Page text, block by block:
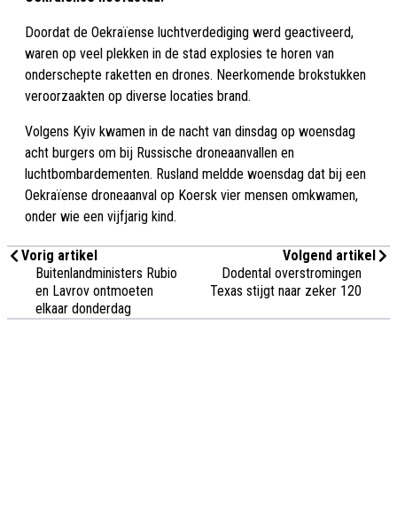
Doordat de Oekraïense luchtverdediging werd geactiveerd,
waren op veel plekken in de stad explosies te horen van
onderschepte raketten en drones. Neerkomende brokstukken
veroorzaakten op diverse locaties brand.
Volgens Kyiv kwamen in de nacht van dinsdag op woensdag
acht burgers om bij Russische droneaanvallen en
luchtbombardementen. Rusland meldde woensdag dat bij een
Oekraïense droneaanval op Koersk vier mensen omkwamen,
onder wie een vijfjarig kind.
Vorig artikel
Buitenlandministers Rubio
en Lavrov ontmoeten
elkaar donderdag
Volgend artikel
Dodental overstromingen
Texas stijgt naar zeker 120